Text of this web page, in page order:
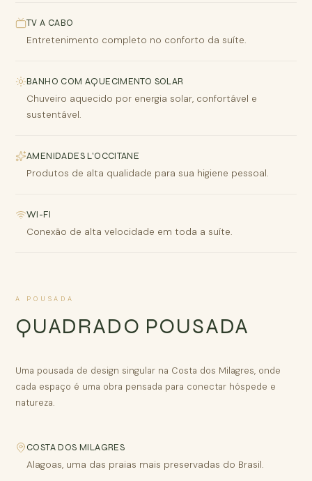
TV A CABO
Entretenimento completo no conforto da suíte.
BANHO COM AQUECIMENTO SOLAR
Chuveiro aquecido por energia solar, confortável e
sustentável.
AMENIDADES L'OCCITANE
Produtos de alta qualidade para sua higiene pessoal.
WI-FI
Conexão de alta velocidade em toda a suíte.
A POUSADA
QUADRADO POUSADA
Uma pousada de design singular na Costa dos Milagres, onde
cada espaço é uma obra pensada para conectar hóspede e
natureza.
COSTA DOS MILAGRES
Alagoas, uma das praias mais preservadas do Brasil.